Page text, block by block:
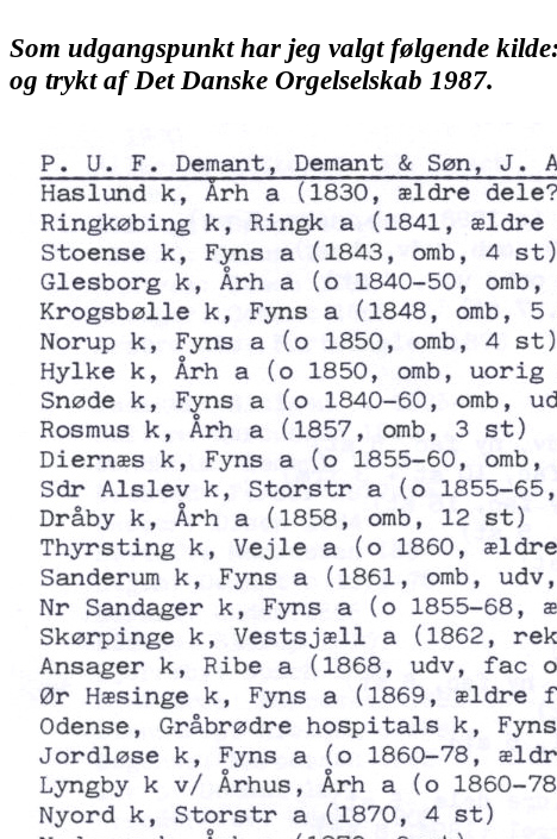
Som udgangspunkt har jeg valgt følgende
og trykt af Det Danske Orgelselskab 1987.